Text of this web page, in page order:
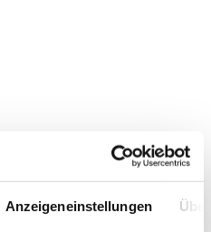
Anzeigeneinstellungen